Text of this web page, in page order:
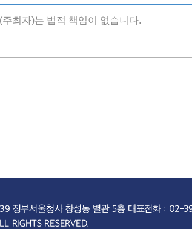
최자)는 법적 책임이 없습니다.